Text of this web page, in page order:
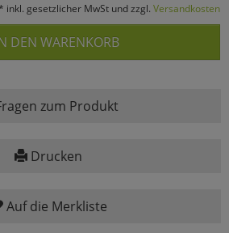
inkl. gesetzlicher MwSt und zzgl. Versandkosten
DEN WARENKORB
zum Produkt
Drucken
Auf die Merkliste